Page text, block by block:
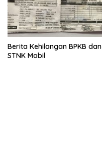
Berita Kehilangan BPKB dan
STNK Mobil